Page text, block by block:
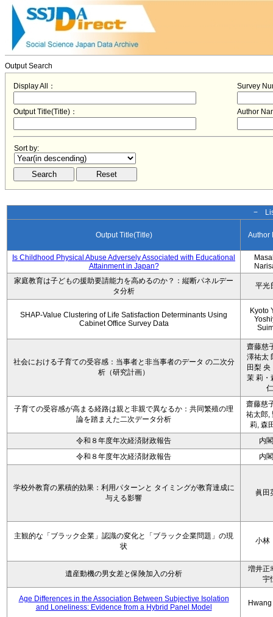
Output Search
Display All： Survey
Output Title(Title)： Author
Sort by:
−
Output Title(Title) Author
Is Childhood Physical Abuse Adversely Associated with Educational
Attainment in Japan?
家庭教育は子どもの援助要請能力を高めるのか？：縦断パネルデー
タ分析
平光
SHAP-Value Clustering of Life Satisfaction Determinants Using
Cabinet Office Survey Data
Kyoto
社会における子育ての受容感：当事者と非当事者のデータ の二次分
析（研究計画）
齋藤慈
澤祐太
田梨 央
茉 莉・
仁
子育ての受容感が高まる経路は親と非親で異なるか：共同繁殖の理
論を踏まえた二次データ分析
齋藤慈
祐太郎,
莉, 森
令和８年度年次経済財政報告
内
令和８年度年次経済財政報告
内
学校外教育の累積的効果：利用パターンと タイミングが教育達成に
与える影響
眞田
主観的な「ブラック企業」認識の変化と「ブラック企業問題」の現
状
小
遺産動機の男女差と保険加入の分析
増井正
宇
Age Differences in the Association Between Subjective Isolation
and Loneliness: Evidence from a Hybrid Panel Model